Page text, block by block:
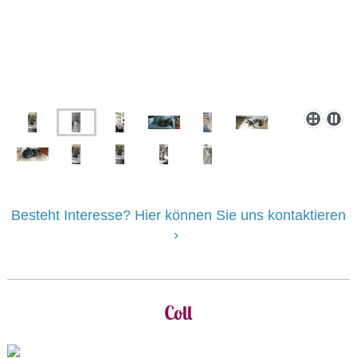
Besteht Interesse? Hier können Sie uns kontaktieren
Coll